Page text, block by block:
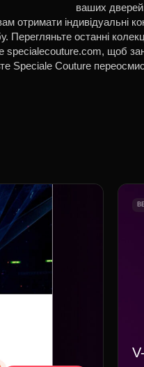
ваших
отримати індивідуальні
Перегляньте останні
specialecouture.com, щоб
Speciale Couture
ВЕБ-